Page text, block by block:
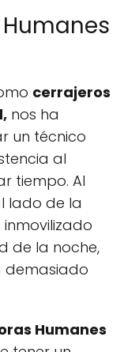
cerrajeros
nos ha
un técnico
al
tiempo. Al
lado de la
de la noche,
demasiado
Humanes